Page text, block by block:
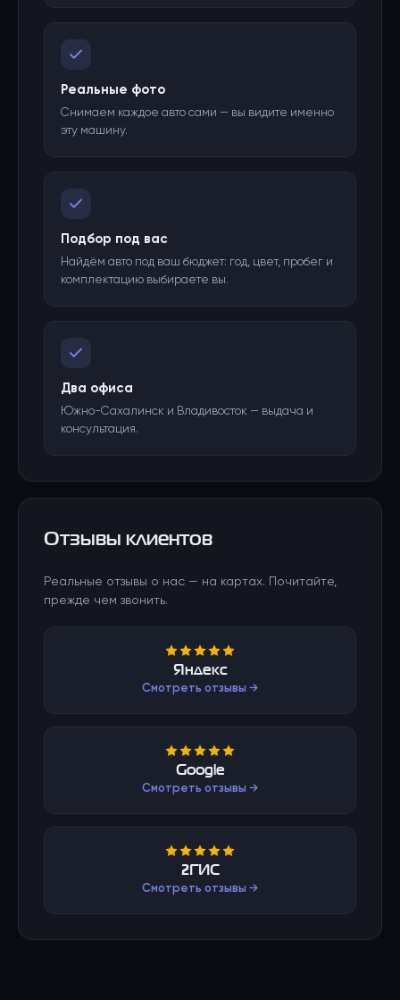
Реальные фото
Снимаем каждое авто сами — вы видите именно
эту машину.
Подбор под вас
Найдём авто под ваш бюджет: год, цвет, пробег и
комплектацию выбираете вы.
Два офиса
Южно-Сахалинск и Владивосток — выдача и
консультация.
Отзывы клиентов
Реальные отзывы о нас — на картах. Почитайте,
прежде чем звонить.
Яндекс
Смотреть отзывы →
Google
Смотреть отзывы →
2ГИС
Смотреть отзывы →